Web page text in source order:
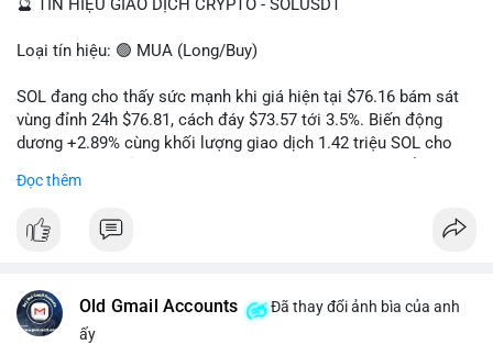
🔮 TÍN HIỆU GIAO DỊCH CRYPTO - SOLUSDT
Loại tín hiệu: 🟢 MUA (Long/Buy)
SOL đang cho thấy sức mạnh khi giá hiện tại $76.16 bám sát
vùng đỉnh 24h $76.81, cách đáy $73.57 tới 3.5%. Biến động
dương +2.89% cùng khối lượng giao dịch 1.42 triệu SOL cho
hoàn toàn nhịp điều chỉnh.
Khuyến nghị giao dịch cụ thể:
- Mục tiêu chốt lời: TP1: 77.50, TP2: 78.80
- Cắt lỗ: 74.90 (dưới vùng hỗ trợ gần nhất)
Đọc thêm
Old Gmail Accounts
Đã thay đổi ảnh bìa của anh
ấy